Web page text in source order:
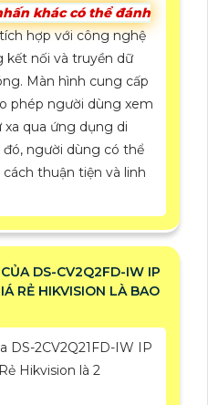
khác có thể đánh
hợp với công nghệ
kết nối và truyền dữ
Màn hình cung cấp
phép người dùng xem
qua ứng dụng di
người dùng có thể
thuận tiện và linh
DS-CV2Q2FD-IW IP
RẺ HIKVISION LÀ BAO
DS-2CV2Q21FD-IW IP
Hikvision là 2